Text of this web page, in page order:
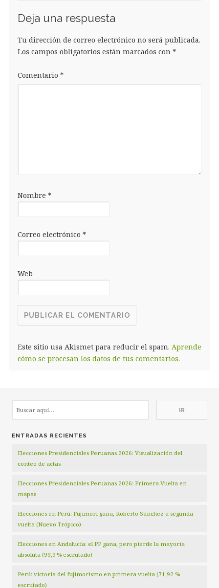
Deja una respuesta
Tu dirección de correo electrónico no será publicada.
Los campos obligatorios están marcados con *
Comentario *
Nombre *
Correo electrónico *
Web
Este sitio usa Akismet para reducir el spam. Aprende
cómo se procesan los datos de tus comentarios.
ENTRADAS RECIENTES
Elecciones Presidenciales Peruanas 2026: Visualización del
conteo de actas
Elecciones Presidenciales Peruanas 2026: Primera Vuelta en
mapas
Elecciones en Perú: Fujimori gana, Roberto Sánchez a segunda
vuelta (Nuevo Trópico)
Elecciones en Andalucía: el PP gana, pero pierde la mayoría
absoluta (99,9 % escrutado)
Perú: victoria del fujimorismo en primera vuelta (71,92 %
escrutado)